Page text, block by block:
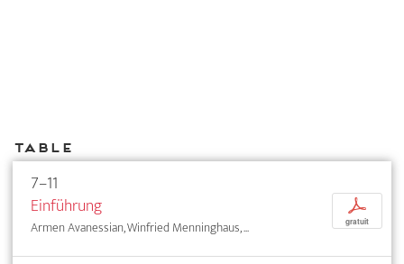
Table
7–11
Einführung
Armen Avanessian, Winfried Menninghaus, ...
p
gratuit